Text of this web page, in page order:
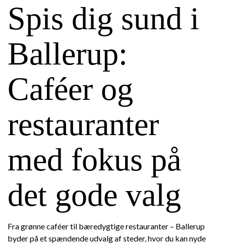
Spis dig sund i
Ballerup:
Caféer og
restauranter
med fokus på
det gode valg
Fra grønne caféer til bæredygtige restauranter – Ballerup
byder på et spændende udvalg af steder, hvor du kan nyde